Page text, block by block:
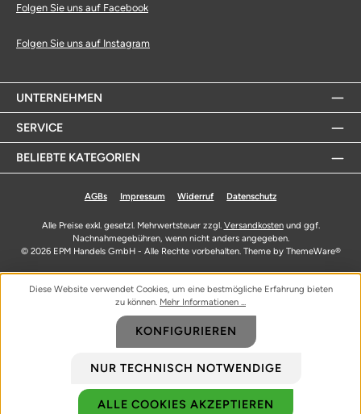
Biozidprodukte vorsichtig verwenden. Vor Gebrauch stets Etikett und
Folgen Sie uns auf Facebook
Folgen Sie uns auf Instagram
UNTERNEHMEN
SERVICE
BELIEBTE KATEGORIEN
AGBs Impressum Widerruf Datenschutz
Alle Preise exkl. gesetzl. Mehrwertsteuer zzgl. Versandkostenund ggf.
Nachnahmegebühren, wenn nicht anders angegeben.
© 2026 EPM Handels GmbH - Alle Rechte vorbehalten. Theme by ThemeWare®
Diese Website verwendet Cookies, um eine bestmögliche Erfahrung bieten
zu können. Mehr Informationen ...
NUR TECHNISCH NOTWENDIGE
KONFIGURIEREN
ALLE COOKIES AKZEPTIEREN